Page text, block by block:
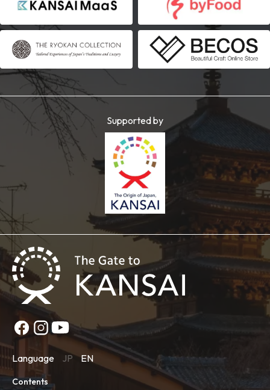
Supported by
Language JP EN
Contents